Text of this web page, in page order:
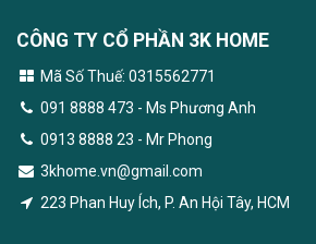
CÔNG TY CỔ PHẦN 3K HOME
Mã Số Thuế: 0315562771
091 8888 473 - Ms Phương Anh
0913 8888 23 - Mr Phong
3khome.vn@gmail.com
223 Phan Huy Ích, P. An Hội Tây, HCM